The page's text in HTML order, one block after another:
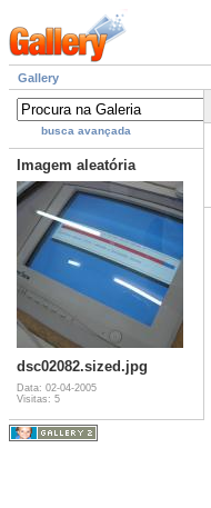
Gallery
busca avançada
Imagem aleatória
dsc02082.sized.jpg
Data: 02-04-2005
Visitas: 5